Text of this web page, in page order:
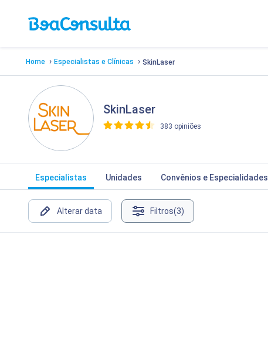
Home › Especialistas e Clínicas › SkinLaser
SkinLaser
383 opiniões
Especialistas Unidades Convênios e Especialidades
Alterar data Filtros(3)